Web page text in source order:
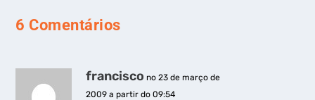
6 Comentários
francisco no 23 de março de
2009 a partir do 09:54